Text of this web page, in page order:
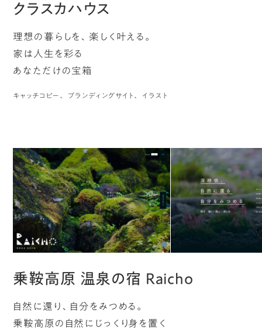
クラスカハウス
理想の暮らしを、楽しく叶える。
家は人生を彩る
あなただけの宝箱
キャッチコピー ブランディングサイト イラスト
乗鞍高原 温泉の宿 Raicho
自然に還り、自分をみつめる。
乗鞍高原の自然にじっくり身を置く